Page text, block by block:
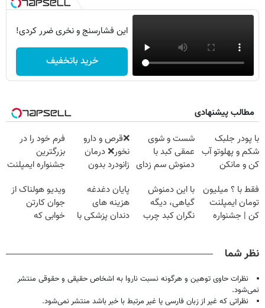
این فشارسنج و نخری ضرر کردی!
خرید باتخفیف
مطالب پیشنهادی
با پودر جلبک
شکم و پهلوتو آب
کن و مانکن
امشب)
شست و شوی
عمقی کبد با
دمنوش سم زدای
❌قرص‌ و دارو
نخور❌ درمان
زانودرد بدون
فرم خود را در
بزرگترین
جشنواره ایمپلنت
فقط ۲۵ میلیون
فقط با ؟ میلیون
تومان ایمپلنت
کن | جشنواره
با این دمنوش
گیاهی، دیگه
نگران کبد چرب
پایان دغدغه
هزینه های
دندان پزشکی با
ویدیو هولناک از
جوان کارتن
خوابی که
نظر شما
نظرات حاوی توهین و هرگونه نسبت ناروا به اشخاص حقیقی و حقوقی منتشر
نمی‌شود.
نظراتی که غیر از زبان فارسی یا غیر مرتبط با خبر باشد منتشر نمی‌شود.